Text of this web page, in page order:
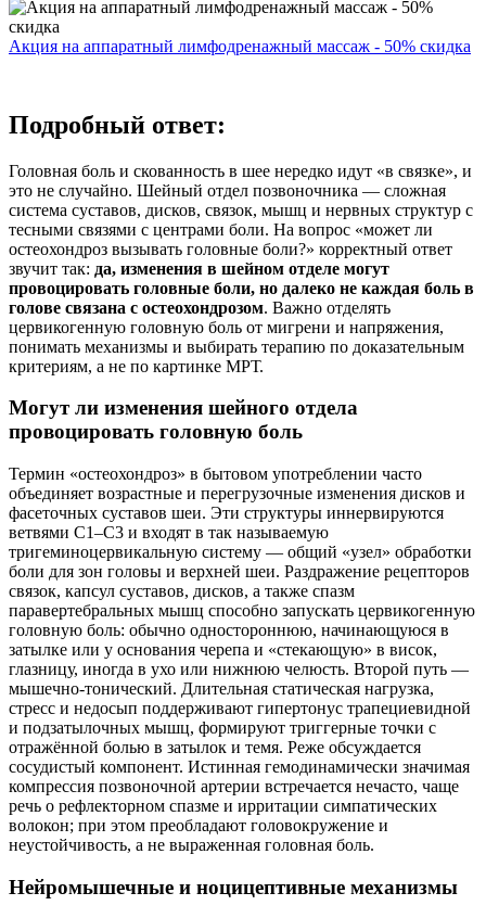
Акция на аппаратный лимфодренажный массаж - 50% скидка
Подробный ответ:
Головная боль и скованность в шее нередко идут «в связке», и
это не случайно. Шейный отдел позвоночника — сложная
система суставов, дисков, связок, мышц и нервных структур с
тесными связями с центрами боли. На вопрос «может ли
остеохондроз вызывать головные боли?» корректный ответ
звучит так: да, изменения в шейном отделе могут
провоцировать головные боли, но далеко не каждая боль в
голове связана с остеохондрозом. Важно отделять
цервикогенную головную боль от мигрени и напряжения,
понимать механизмы и выбирать терапию по доказательным
критериям, а не по картинке МРТ.
Могут ли изменения шейного отдела
провоцировать головную боль
Термин «остеохондроз» в бытовом употреблении часто
объединяет возрастные и перегрузочные изменения дисков и
фасеточных суставов шеи. Эти структуры иннервируются
ветвями С1–С3 и входят в так называемую
тригеминоцервикальную систему — общий «узел» обработки
боли для зон головы и верхней шеи. Раздражение рецепторов
связок, капсул суставов, дисков, а также спазм
паравертебральных мышц способно запускать цервикогенную
головную боль: обычно одностороннюю, начинающуюся в
затылке или у основания черепа и «стекающую» в висок,
глазницу, иногда в ухо или нижнюю челюсть. Второй путь —
мышечно-тонический. Длительная статическая нагрузка,
стресс и недосып поддерживают гипертонус трапециевидной
и подзатылочных мышц, формируют триггерные точки с
отражённой болью в затылок и темя. Реже обсуждается
сосудистый компонент. Истинная гемодинамически значимая
компрессия позвоночной артерии встречается нечасто, чаще
речь о рефлекторном спазме и ирритации симпатических
волокон; при этом преобладают головокружение и
неустойчивость, а не выраженная головная боль.
Нейромышечные и ноцицептивные механизмы